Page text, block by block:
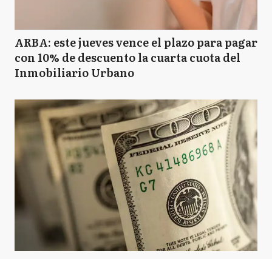
ARBA: este jueves vence el plazo para pagar
con 10% de descuento la cuarta cuota del
Inmobiliario Urbano